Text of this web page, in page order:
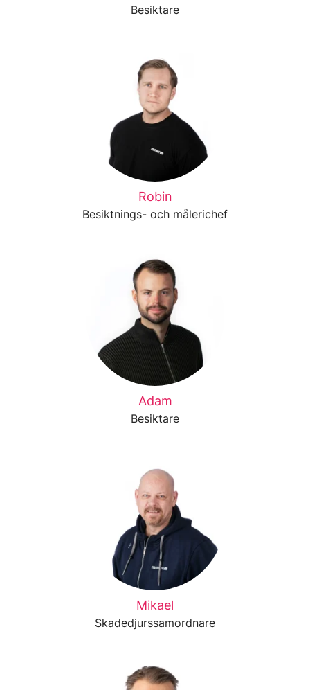
Besiktare
Robin
Besiktnings- och målerichef
Adam
Besiktare
Mikael
Skadedjurssamordnare